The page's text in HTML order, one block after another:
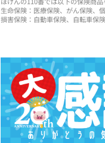
生命保険：医療保険、がん保険、
損害保険：自動車保険、自転車保